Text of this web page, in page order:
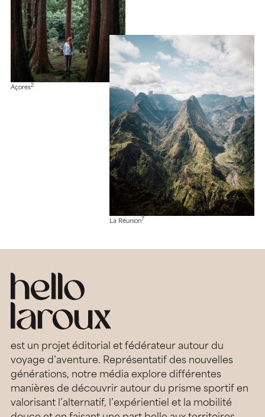
Açores2
La Réunion7
est un projet éditorial et fédérateur autour du
voyage d’aventure. Représentatif des nouvelles
générations, notre média explore différentes
manières de découvrir autour du prisme sportif en
valorisant l’alternatif, l’expérientiel et la mobilité